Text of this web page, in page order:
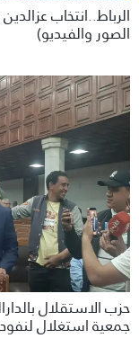
الرباط..انتخاب
الصور والفيديو)
حزب الاستقلال
جمعية استغلال